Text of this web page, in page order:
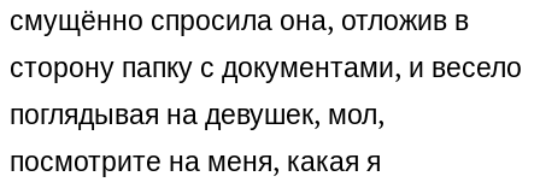
смущённо спросила она, отложив в
сторону папку с документами, и весело
поглядывая на девушек, мол,
посмотрите на меня, какая я